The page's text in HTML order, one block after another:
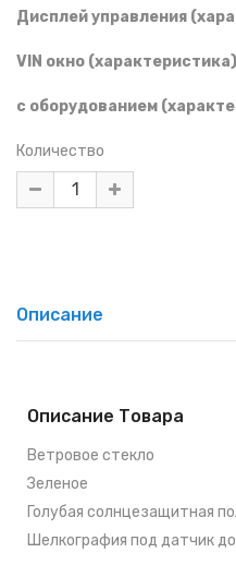
Дисплей управления
VIN окно
с оборудованием
Количество
Описание
Описание Товара
Ветровое стекло
Зеленое
Голубая солнцезащитная
Шелкография под датчик